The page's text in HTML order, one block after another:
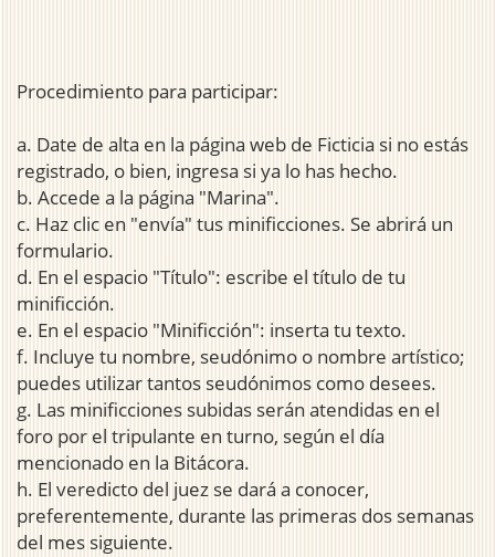
Procedimiento para participar:
a. Date de alta en la página web de Ficticia si no estás
registrado, o bien, ingresa si ya lo has hecho.
b. Accede a la página "Marina".
c. Haz clic en "envía" tus minificciones. Se abrirá un
formulario.
d. En el espacio "Título": escribe el título de tu
minificción.
e. En el espacio "Minificción": inserta tu texto.
f. Incluye tu nombre, seudónimo o nombre artístico;
puedes utilizar tantos seudónimos como desees.
g. Las minificciones subidas serán atendidas en el
foro por el tripulante en turno, según el día
mencionado en la Bitácora.
h. El veredicto del juez se dará a conocer,
preferentemente, durante las primeras dos semanas
del mes siguiente.